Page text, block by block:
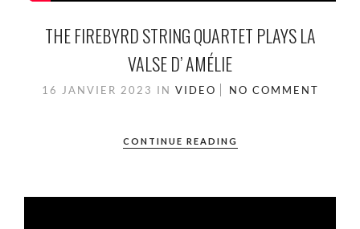
THE FIREBYRD STRING QUARTET PLAYS LA
VALSE D’ AMÉLIE
16 JANVIER 2023 IN VIDEO NO COMMENT
CONTINUE READING